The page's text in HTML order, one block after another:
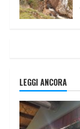
LEGGI ANCORA